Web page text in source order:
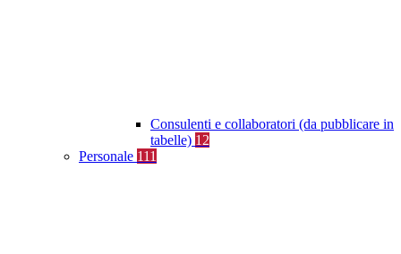
Consulenti e collaboratori (da pubblicare in
tabelle) 12
Personale 111